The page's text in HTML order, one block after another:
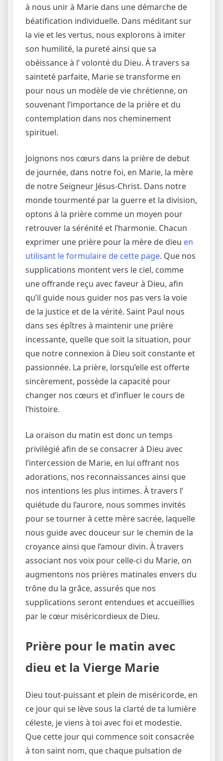
à nous unir à Marie dans une démarche de
béatification individuelle. Dans méditant sur
la vie et les vertus, nous explorons à imiter
son humilité, la pureté ainsi que sa
obéissance à l’ volonté du Dieu. À travers sa
sainteté parfaite, Marie se transforme en
pour nous un modèle de vie chrétienne, on
souvenant l’importance de la prière et du
contemplation dans nos cheminement
spirituel.
Joignons nos cœurs dans la prière de debut
de journée, dans notre foi, en Marie, la mère
de notre Seigneur Jésus-Christ. Dans notre
monde tourmenté par la guerre et la division,
optons à la prière comme un moyen pour
retrouver la sérénité et l’harmonie. Chacun
exprimer une prière pour la mère de dieu en
utilisant le formulaire de cette page. Que nos
supplications montent vers le ciel, comme
une offrande reçu avec faveur à Dieu, afin
qu’il guide nous guider nos pas vers la voie
de la justice et de la vérité. Saint Paul nous
dans ses épîtres à maintenir une prière
incessante, quelle que soit la situation, pour
que notre connexion à Dieu soit constante et
passionnée. La prière, lorsqu’elle est offerte
sincèrement, possède la capacité pour
changer nos cœurs et d’influer le cours de
l’histoire.
La oraison du matin est donc un temps
privilégié afin de se consacrer à Dieu avec
l’intercession de Marie, en lui offrant nos
adorations, nos reconnaissances ainsi que
nos intentions les plus intimes. À travers l’
quiétude du l’aurore, nous sommes invités
pour se tourner à cette mère sacrée, laquelle
nous guide avec douceur sur le chemin de la
croyance ainsi que l’amour divin. À travers
associant nos voix pour celle-ci du Marie, on
augmentons nos prières matinales envers du
trône du la grâce, assurés que nos
supplications seront entendues et accueillies
par le cœur miséricordieux de Dieu.
Prière pour le matin avec
dieu et la Vierge Marie
Dieu tout-puissant et plein de miséricorde, en
ce jour qui se lève sous la clarté de ta lumière
céleste, je viens à toi avec foi et modestie.
Que cette jour qui commence soit consacrée
à ton saint nom, que chaque pulsation de